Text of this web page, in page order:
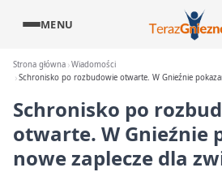
MENU
Strona główna Wiadomości
Schronisko po rozbudowie otwarte. W Gnieźnie
Schronisko po
otwarte. W Gnieźnie
nowe zaplecze dla